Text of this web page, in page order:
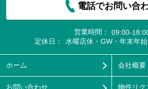
電話でお問い合
営業時間：
09:00-
定休日：
水曜店休・GW・年末年
ホーム 会社概要
お問い合わせ 物件リク